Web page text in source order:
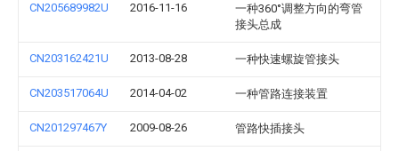
CN205689982U 2016-11-16
一种360°调整方向的弯管
接头总成
CN203162421U 2013-08-28 一种快速螺旋管接头
CN203517064U 2014-04-02 一种管路连接装置
CN201297467Y 2009-08-26 管路快插接头